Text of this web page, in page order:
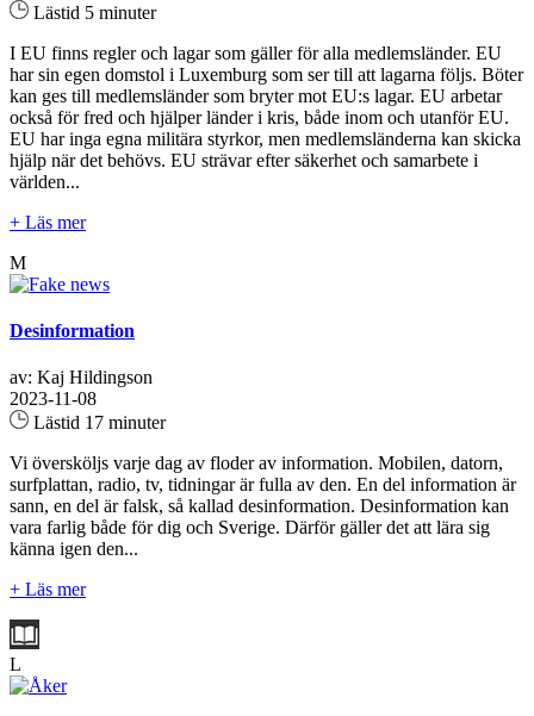
Lästid 5 minuter
I EU finns regler och lagar som gäller för alla medlemsländer. EU
har sin egen domstol i Luxemburg som ser till att lagarna följs. Böter
kan ges till medlemsländer som bryter mot EU:s lagar. EU arbetar
också för fred och hjälper länder i kris, både inom och utanför EU.
EU har inga egna militära styrkor, men medlemsländerna kan skicka
hjälp när det behövs. EU strävar efter säkerhet och samarbete i
världen...
+ Läs mer
M
Desinformation
av: Kaj Hildingson
2023-11-08
Lästid 17 minuter
Vi översköljs varje dag av floder av information. Mobilen, datorn,
surfplattan, radio, tv, tidningar är fulla av den. En del information är
sann, en del är falsk, så kallad desinformation. Desinformation kan
vara farlig både för dig och Sverige. Därför gäller det att lära sig
känna igen den...
+ Läs mer
L